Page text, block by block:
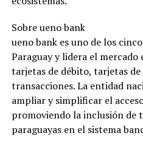
Sobre ueno bank
ueno bank es uno de los
Paraguay y lidera el
tarjetas de débito, tarjetas
transacciones. La entidad
ampliar y simplificar el
promoviendo la inclusión de
paraguayas en el sistema